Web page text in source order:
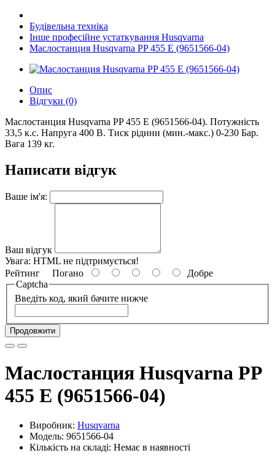
Будівельна техніка
Інше професійне устаткування Husqvarna
Маслостанция Husqvarna PP 455 E (9651566-04)
Опис
Відгуки (0)
Маслостанция Husqvarna PP 455 E (9651566-04). Потужність
33,5 к.с. Напруга 400 В. Тиск рідини (мин.-макс.) 0-230 Бар.
Вага 139 кг.
Написати відгук
Ваше ім'я:
Ваш відгук
Увага: HTML не підтримується!
Рейтинг Погано
Добре
Captcha
Введіть код, який бачите нижче
Продовжити
Маслостанция Husqvarna PP
455 E (9651566-04)
Виробник: Husqvarna
Модель: 9651566-04
Кількість на складі: Немає в наявності